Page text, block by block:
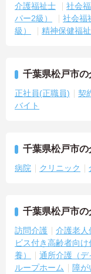
介護福祉士 社会
パー2級）
社会福
級）
精神保健福
千葉県松戸市
正社員(正職員) 契
バイト
千葉県松戸市
病院 クリニック
千葉県松戸市
訪問介護 介護老人
ビス付き高齢者向け
養）
通所介護（デ
ループホーム
障が